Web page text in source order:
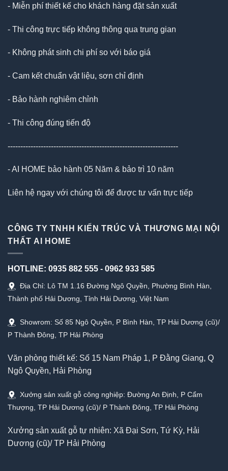
- Miễn phí thiết kế cho khách hàng đặt sản xuất
- Thi công trực tiếp không thông qua trung gian
- Không phát sinh chi phí so với báo giá
- Cam kết chuẩn vật liệu, sơn chỉ định
- Bảo hành nghiêm chỉnh
- Thi công đúng tiến độ
-------------------------------------------------------------------
- AI HOME bảo hành 05 Năm & bảo trì 10 năm
Liên hệ ngay với chúng tôi để được tư vấn trực tiếp
CÔNG TY TNHH KIẾN TRÚC VÀ THƯƠNG MẠI NỘI
THẤT AI HOME
HOTLINE: 0935 882 555 - 0962 933 585
Địa Chỉ: Lô TM 1.16 Đường Ngô Quyền, Phường Bình Hàn,
Thành phố Hải Dương, Tỉnh Hải Dương, Việt Nam
Showrom: Số 85 Ngô Quyền, P Bình Hàn, TP Hải Dương (cũ)/
P Thành Đông, TP Hải Phòng
Văn phòng thiết kế: Số 15 Nam Pháp 1, P Đằng Giang, Q
Ngô Quyền, Hải Phòng
Xưởng sản xuất gỗ công nghiệp: Đường An Định, P Cẩm
Thượng, TP Hải Dương (cũ)/ P Thành Đông, TP Hải Phòng
Xưởng sản xuất gỗ tự nhiên: Xã Đại Sơn, Tứ Kỳ, Hải
Dương (cũ)/ TP Hải Phòng